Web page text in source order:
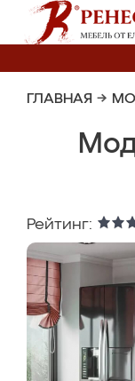
ГЛАВНАЯ →
Рейтинг: